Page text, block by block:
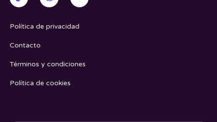
Política de privacidad
Contacto
Términos y condiciones
Política de cookies